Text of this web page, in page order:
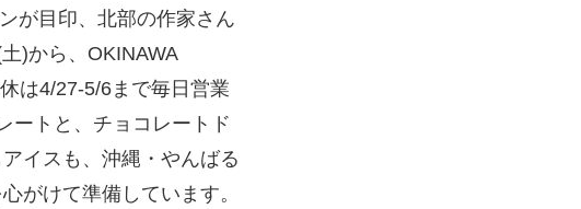
目印、北部の作家さん
)から、OKINAWA
は4/27-5/6まで毎日営業
ートと、チョコレートド
イスも、沖縄・やんばる
がけて準備しています。